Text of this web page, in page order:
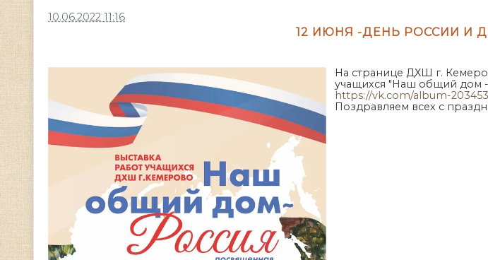
10.06.2022 11:16
12 ИЮНЯ -ДЕНЬ РОССИИ И
На странице ДХШ г.
учащихся "Наш общий дом
https://vk.com/album-
Поздравляем всех с